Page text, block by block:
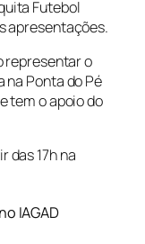
Futebol
apresentações.
representar o
na Ponta do Pé
tem o apoio do
das 17h na
IAGAD